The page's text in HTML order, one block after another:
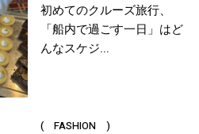
初めてのクルーズ旅行、
「船内で過ごす一日」はど
んなスケジ...
( FASHION )